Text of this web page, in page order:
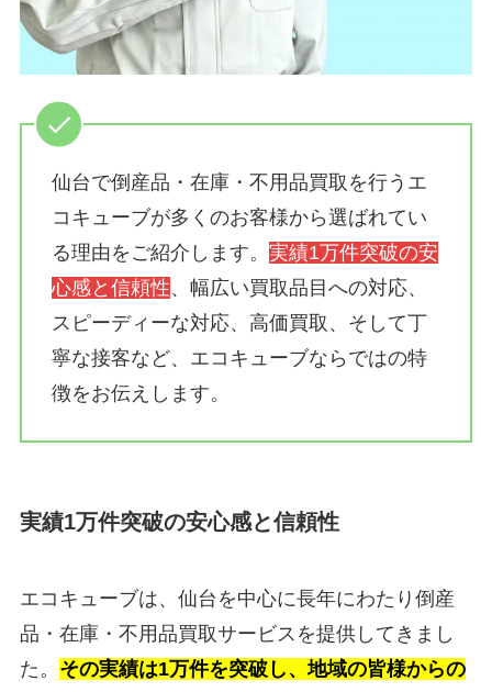
仙台で倒産品・在庫・不用品買取を行うエ
コキューブが多くのお客様から選ばれてい
る理由をご紹介します。 実績1万件突破の安
心感と信頼性、幅広い買取品目への対応、
スピーディーな対応、高価買取、そして丁
寧な接客など、エコキューブならではの特
徴をお伝えします。
実績1万件突破の安心感と信頼性
エコキューブは、仙台を中心に長年にわたり倒産
品・在庫・不用品買取サービスを提供してきまし
た。 その実績は1万件を突破し、地域の皆様からの